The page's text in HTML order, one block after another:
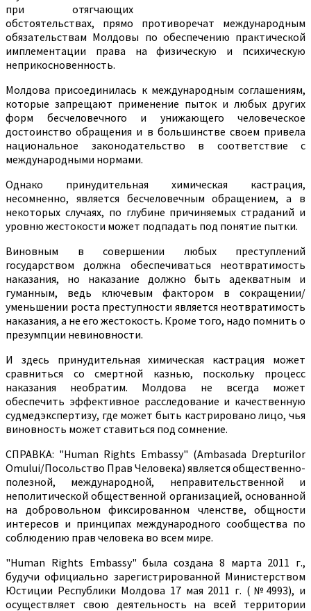
при отягчающих
обстоятельствах, прямо противоречат международным
обязательствам Молдовы по обеспечению практической
имплементации права на физическую и психическую
неприкосновенность.
Молдова присоединилась к международным соглашениям,
которые запрещают применение пыток и любых других
форм бесчеловечного и унижающего человеческое
достоинство обращения и в большинстве своем привела
национальное законодательство в соответствие с
международными нормами.
Однако принудительная химическая кастрация,
несомненно, является бесчеловечным обращением, а в
некоторых случаях, по глубине причиняемых страданий и
уровню жестокости может подпадать под понятие пытки.
Виновным в совершении любых преступлений
государством должна обеспечиваться неотвратимость
наказания, но наказание должно быть адекватным и
гуманным, ведь ключевым фактором в сокращении/
уменьшении роста преступности является неотвратимость
наказания, а не его жестокость. Кроме того, надо помнить о
презумпции невиновности.
И здесь принудительная химическая кастрация может
сравниться со смертной казнью, поскольку процесс
наказания необратим. Молдова не всегда может
обеспечить эффективное расследование и качественную
судмедэкспертизу, где может быть кастрировано лицо, чья
виновность может ставиться под сомнение.
СПРАВКА: "Human Rights Embassy" (Ambasada Drepturilor
Omului/Посольство Прав Человека) является общественно-
полезной, международной, неправительственной и
неполитической общественной организацией, основанной
на добровольном фиксированном членстве, общности
интересов и принципах международного сообщества по
соблюдению прав человека во всем мире.
"Human Rights Embassy" была создана 8 марта 2011 г.,
будучи официально зарегистрированной Министерством
Юстиции Республики Молдова 17 мая 2011 г. (№4993), и
осуществляет свою деятельность на всей территории